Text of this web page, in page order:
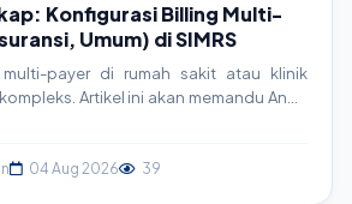
Konfigurasi Billing Multi-
Umum) di SIMRS
payer di rumah sakit atau klinik
Artikel ini akan memandu Anda
BPJS, asuransi swasta, dan pasien
04 Aug 2026 39